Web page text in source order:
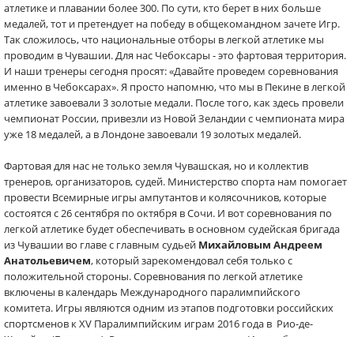
атлетике и плавании более 300. По сути, кто берет в них больше
медалей, тот и претендует на победу в общекомандном зачете Игр.
Так сложилось, что национальные отборы в легкой атлетике мы
проводим в Чувашии. Для нас Чебоксары - это фартовая территория.
И наши тренеры сегодня просят: «Давайте проведем соревнования
именно в Чебоксарах». Я просто напомню, что мы в Пекине в легкой
атлетике завоевали 3 золотые медали. После того, как здесь провели
чемпионат России, привезли из Новой Зеландии с чемпионата мира
уже 18 медалей, а в Лондоне завоевали 19 золотых медалей.
Фартовая для нас не только земля Чувашская, но и коллектив
тренеров, организаторов, судей. Министерство спорта нам помогает
провести Всемирные игры ампутантов и колясочников, которые
состоятся с 26 сентября по октября в Сочи. И вот соревнования по
легкой атлетике будет обеспечивать в основном судейская бригада
из Чувашии во главе с главным судьей Михайловым Андреем
Анатольевичем, который зарекомендовал себя только с
положительной стороны. Соревнования по легкой атлетике
включены в календарь Международного паралимпийского
комитета. Игры являются одним из этапов подготовки российских
спортсменов к XV Паралимпийским играм 2016 года в Рио-де-